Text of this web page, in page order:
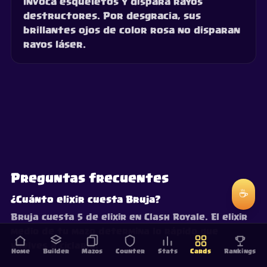
Invoca esqueletos y dispara rayos
destructores. Por desgracia, sus
brillantes ojos de color rosa no disparan
rayos láser.
Home Builder Mazos Counter Stats Cards Rankings
Preguntas frecuentes
¿Cuánto elixir cuesta Bruja?
Bruja cuesta 5 de elixir en Clash Royale. El elixir
vuelves a ciclarla.
☕